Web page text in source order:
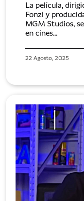
La película,
Fonzi y
MGM Studios,
en cines...
22 Agosto, 2025